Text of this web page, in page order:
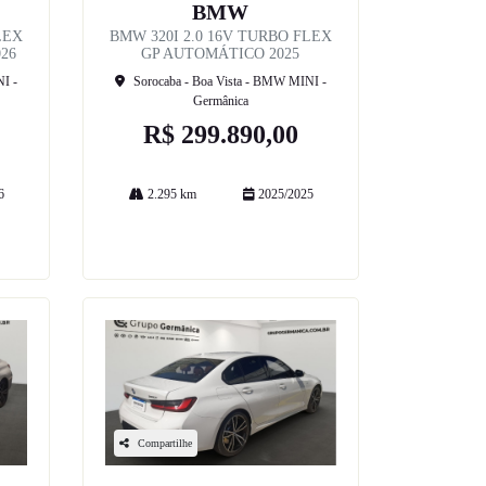
-
BMW
BMW 320I 2.0 16V TURBO FLEX
GP AUTOMÁTICO 2025
Sorocaba - Boa Vista - BMW MINI -
Germânica
R$ 299.890,00
2.295 km 2025/2025
Compartilhe